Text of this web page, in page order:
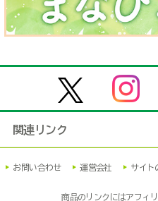
関連リンク
お問い合わせ 運営会社 サイト
商品のリンクにはアフィ